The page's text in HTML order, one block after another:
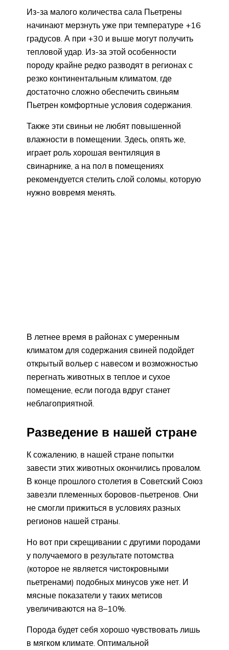
Из-за малого количества сала Пьетрены
начинают мерзнуть уже при температуре +16
градусов. А при +30 и выше могут получить
тепловой удар. Из-за этой особенности
породу крайне редко разводят в регионах с
резко континентальным климатом, где
достаточно сложно обеспечить свиньям
Пьетрен комфортные условия содержания.
Также эти свиньи не любят повышенной
влажности в помещении. Здесь, опять же,
играет роль хорошая вентиляция в
свинарнике, а на пол в помещениях
рекомендуется стелить слой соломы, которую
нужно вовремя менять.
В летнее время в районах с умеренным
климатом для содержания свиней подойдет
открытый вольер с навесом и возможностью
перегнать животных в теплое и сухое
помещение, если погода вдруг станет
неблагоприятной.
Разведение в нашей стране
К сожалению, в нашей стране попытки
завести этих животных окончились провалом.
В конце прошлого столетия в Советский Союз
завезли племенных боровов-пьетренов. Они
не смогли прижиться в условиях разных
регионов нашей страны.
Но вот при скрещивании с другими породами
у получаемого в результате потомства
(которое не является чистокровными
пьетренами) подобных минусов уже нет. И
мясные показатели у таких метисов
увеличиваются на 8–10%.
Порода будет себя хорошо чувствовать лишь
в мягком климате. Оптимальной